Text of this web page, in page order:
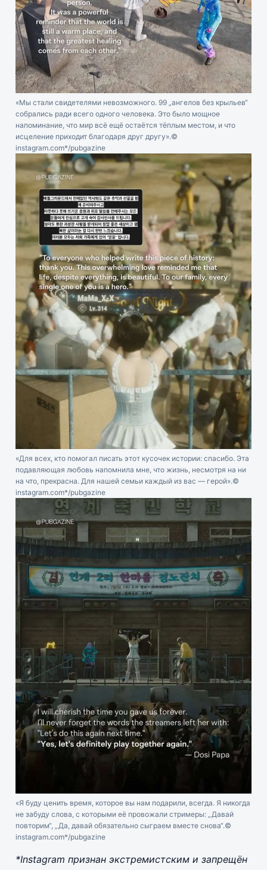
«Мы стали свидетелями невозможного. 99 „ангелов без крыльев“
собрались ради всего одного человека. Это было мощное
напоминание, что мир всё ещё остаётся тёплым местом, и что
исцеление приходит благодаря друг другу».©
instagram.com*/pubgazine
«Для всех, кто помогал писать этот кусочек истории: спасибо. Эта
подавляющая любовь напомнила мне, что жизнь, несмотря на ни
на что, прекрасна. Для нашей семьи каждый из вас — герой».©
instagram.com*/pubgazine
«Я буду ценить время, которое вы нам подарили, всегда. Я никогда
не забуду слова, с которыми её провожали стримеры: „Давай
повторим“, „Да, давай обязательно сыграем вместе снова“.©
instagram.com*/pubgazine
*Instagram признан экстремистским и запрещён